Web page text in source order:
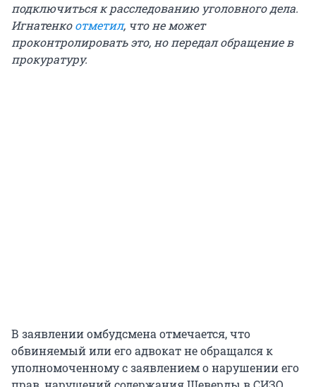
подключиться к расследованию уголовного дела.
Игнатенкоотметил, что не может
проконтролировать это, но передал обращение в
прокуратуру.
В заявлении омбудсмена отмечается, что
обвиняемый или его адвокат не обращался к
уполномоченному с заявлением о нарушении его